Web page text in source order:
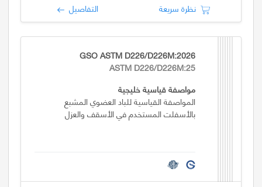
نظرة سريعة التفاصيل
GSO ASTM D226/D226M:2026
ASTM D226/D226M:25
مواصفة قياسية خليجية
المواصفة القياسية للباد العضوي المشبع
بالأسفلت المستخدم في الأسقف والعزل